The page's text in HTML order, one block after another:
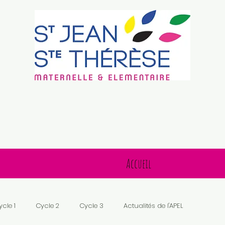
Accueil
1 Cycle 2 Cycle 3 Actualités de l'APEL